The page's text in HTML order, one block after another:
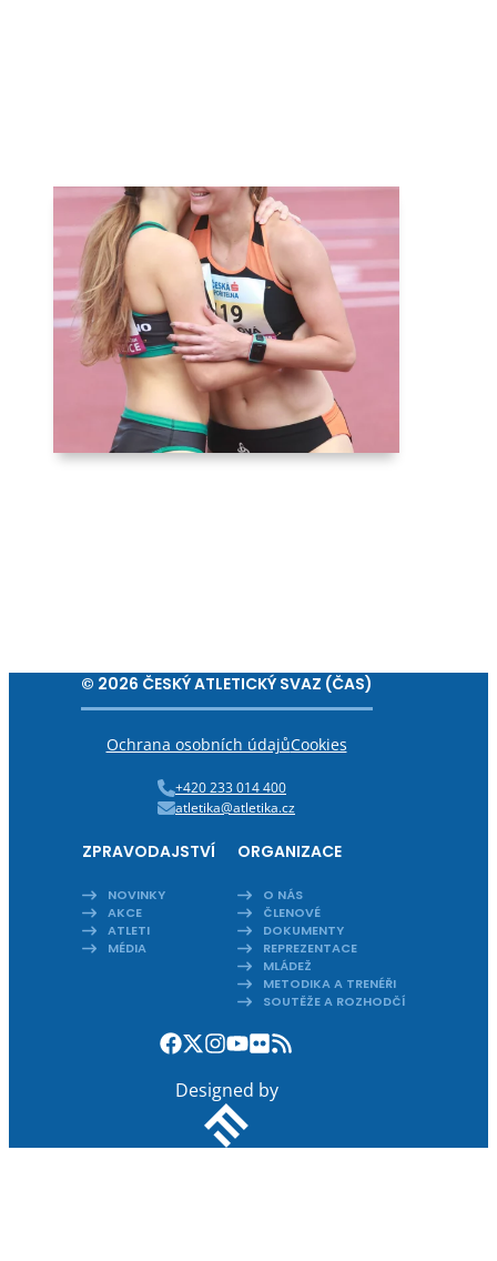
© 2026 ČESKÝ ATLETICKÝ SVAZ (ČAS)
Ochrana osobních údajůCookies
+420 233 014 400
atletika@atletika.cz
ZPRAVODAJSTVÍ
NOVINKY
AKCE
ATLETI
MÉDIA
ORGANIZACE
O NÁS
ČLENOVÉ
DOKUMENTY
REPREZENTACE
MLÁDEŽ
METODIKA A TRENÉŘI
SOUTĚŽE A ROZHODČÍ
Designed by